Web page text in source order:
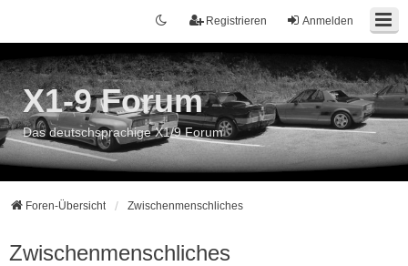
Anmelden
Registrieren
X1-9 Forum
Das deutschsprachige X1/9 Forum
Foren-Übersicht Zwischenmenschliches
Zwischenmenschliches